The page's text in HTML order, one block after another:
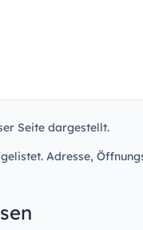
Seite dargestellt.
Adresse,